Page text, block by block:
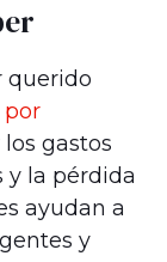
querido
gastos
y la pérdida
ayudan a
y